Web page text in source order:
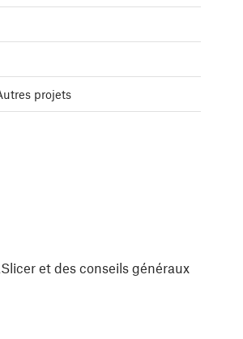
projets
et des conseils généraux